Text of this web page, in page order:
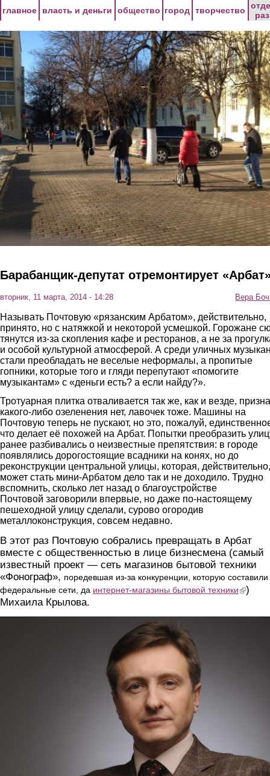
главное власть и деньги общество город творчество
Барабанщик-депутат отремонтирует
вторник, 11 марта, 2014 - 14:28 Вера
Называть Почтовую «рязанским Арбатом», действительно,
принято, но с натяжкой и некоторой усмешкой. Горожане
тянутся из-за скопления кафе и ресторанов, а не за
и особой культурной атмосферой. А среди уличных
стали преобладать не веселые неформалы, а пропитые
гопники, которые того и гляди перепутают «помогите
музыкантам» с «деньги есть? а если найду?».
Тротуарная плитка отваливается так же, как и везде,
какого-либо озеленения нет, лавочек тоже. Машины на
Почтовую теперь не пускают, но это, пожалуй,
что делает её похожей на Арбат. Попытки преобразить
ранее разбивались о неизвестные препятствия: в городе
появлялись дорогостоящие всадники на конях, но до
реконструкции центральной улицы, которая, действительно,
может стать мини-Арбатом дело так и не доходило. Трудно
вспомнить, сколько лет назад о благоустройстве
Почтовой заговорили впервые, но даже по-настоящему
пешеходной улицу сделали, сурово огородив
металлоконструкция, совсем недавно.
В этот раз Почтовую собрались превращать в Арбат
вместе с общественностью в лице бизнесмена (самый
известный проект — сеть магазинов бытовой техники
«Фонограф», поредевшая из-за конкуренции, которую составили
федеральные сети, да интернет-магазины бытовой техники (link is
)
Михаила Крылова.